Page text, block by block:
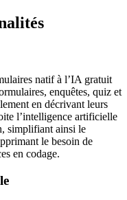
natif à l’IA gratuit
enquêtes, quiz et
en décrivant leurs
l’intelligence artificielle
simplifiant ainsi le
le besoin de
en codage.